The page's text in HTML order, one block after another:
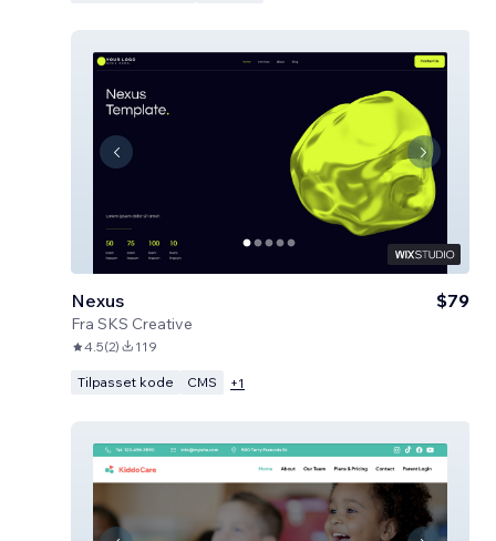
Nexus
Fra SKS Creative
$79
4.5(2) 119
Tilpasset kode CMS +1